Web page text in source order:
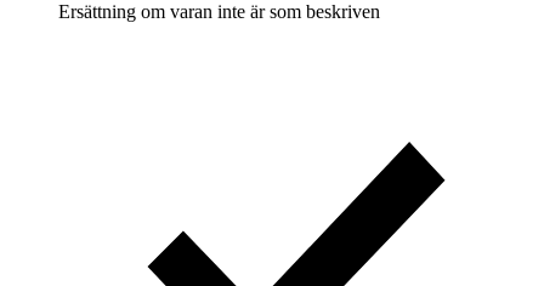
Ersättning om varan inte är som beskriven